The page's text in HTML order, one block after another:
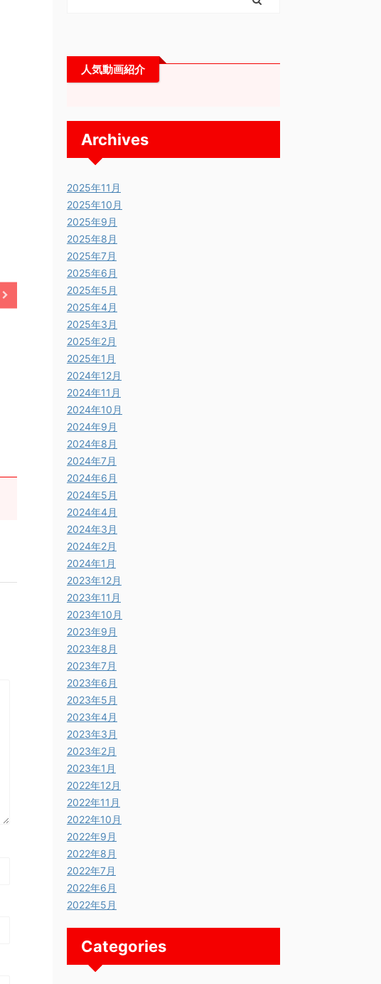
人気動画紹介
Archives
2025年11月
2025年10月
2025年9月
2025年8月
2025年7月
2025年6月
2025年5月
2025年4月
2025年3月
2025年2月
2025年1月
2024年12月
2024年11月
2024年10月
2024年9月
2024年8月
2024年7月
2024年6月
2024年5月
2024年4月
2024年3月
2024年2月
2024年1月
2023年12月
2023年11月
2023年10月
2023年9月
2023年8月
2023年7月
2023年6月
2023年5月
2023年4月
2023年3月
2023年2月
2023年1月
2022年12月
2022年11月
2022年10月
2022年9月
2022年8月
2022年7月
2022年6月
2022年5月
Categories